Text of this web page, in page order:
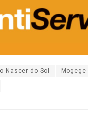
Nascer do Sol
Mogege